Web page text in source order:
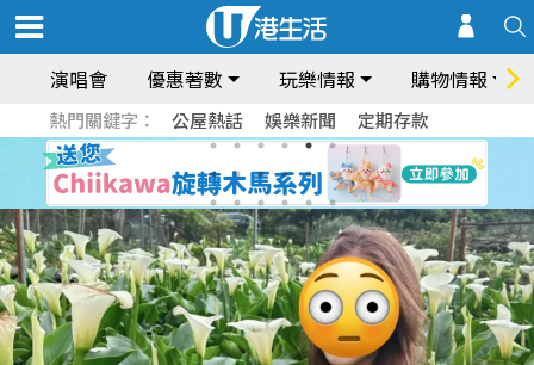
演唱會 優惠著數 玩樂情報 購物情報
熱門關鍵字： 公屋熱話 娛樂新聞 定期存款